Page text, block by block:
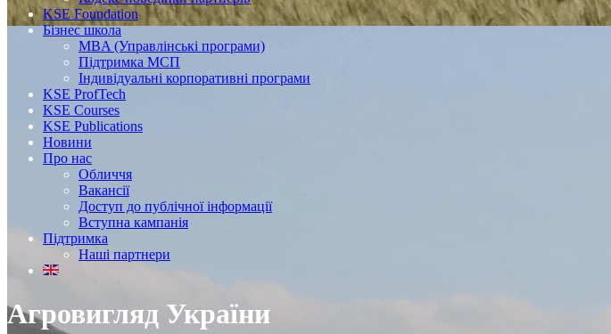
KSE Foundation
Бізнес школа
MBA (Управлінські програми)
Підтримка МСП
Індивідуальні корпоративні програми
KSE ProfTech
KSE Courses
KSE Publications
Новини
Про нас
Обличчя
Вакансії
Доступ до публічної інформації
Вступна кампанія
Підтримка
Наші партнери
Агровигляд України